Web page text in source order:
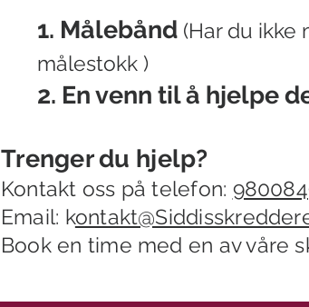
1. Målebånd (Har du ikke
målestokk )
2. En venn til å hjelpe
Trenger du hjelp?
Kontakt oss på telefon:
Email: k
Book en time med en av våre